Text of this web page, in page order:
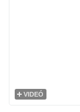
VIDEÓ